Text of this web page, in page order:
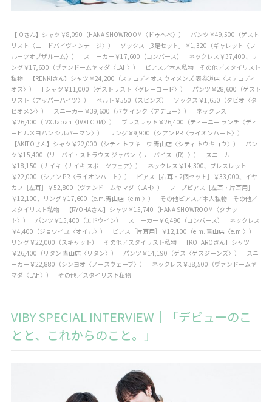
【IOさん】シャツ￥8,090（HANA SHOWROOM〈ドゥへべ〉） パンツ￥49,500（ゲスト
リスト〈二ードバイヴィンテージ〉） ソックス［3足セット］￥1,320（ギャレット〈フ
ルーツオブザルーム〉） スニーカー￥17,600（コンバース） ネックレス￥37,400、リ
ング￥17,600（ヴァンドームヤマダ〈LAH〉） ピアス／本人私物 その他／スタイリスト
私物 【RENKIさん】シャツ￥24,200（ステュディオス ウィメンズ 表参道店〈ステュディ
オス〉） Tシャツ￥11,000（ゲストリスト〈グレーコード〉） パンツ￥28,600（ゲスト
リスト〈アッパーハイツ〉） ベルト￥550（スピンズ） ソックス￥1,650（タビオ〈タ
ビオメン〉） スニーカー￥39,600（バウ インク〈アデュー〉） ネックレス
￥26,400（IVX Japan〈IVXLCDM〉） ブレスレット￥26,400（ティーニー ランチ〈ディ
ーヒル×ヨハン シルバーマン〉） リング￥9,900（シアン PR〈ライオンハート〉）
【AKITOさん】シャツ￥22,000（シティ トウキョウ 青山店〈シティ トウキョウ〉） パン
ツ￥15,400（リーバイ・ストラウス ジャパン〈リーバイス（R）〉） スニーカー
￥18,150（ナイキ〈ナイキ スポーツウェア〉） ネックレス￥14,300、ブレスレット
￥22,000（シアン PR〈ライオンハート〉） ピアス［右耳・2個セット］￥33,000、イヤ
カフ［左耳］￥52,800（ヴァンドームヤマダ〈LAH〉） フープピアス［左耳・片耳用］
￥12,100、リング￥17,600（e.m.青山店〈e.m.〉） その他ピアス／本人私物 その他／
スタイリスト私物 【RYOHAさん】シャツ￥15,740（HANA SHOWROOM〈タナッ
ト〉） パンツ￥15,400（エドウイン） スニーカー￥6,490（コンバース） ネックレス
￥4,400（ジョワイユ〈オイル〉） ピアス［片耳用］￥12,100（e.m. 青山店〈e.m.〉）
リング￥22,000（スキャット） その他／スタイリスト私物 【KOTAROさん】シャツ
￥26,400（リタン 青山店〈リタン〉） パンツ￥14,190（ゲス〈ゲスジーンズ〉） スニ
ーカー￥22,880（シンヨオ〈ノースウェーブ〉） ネックレス￥38,500（ヴァンドームヤ
マダ〈LAH〉） その他／スタイリスト私物
VIBY SPECIAL INTERVIEW｜「デビューのこ
とと、これからのこと。」